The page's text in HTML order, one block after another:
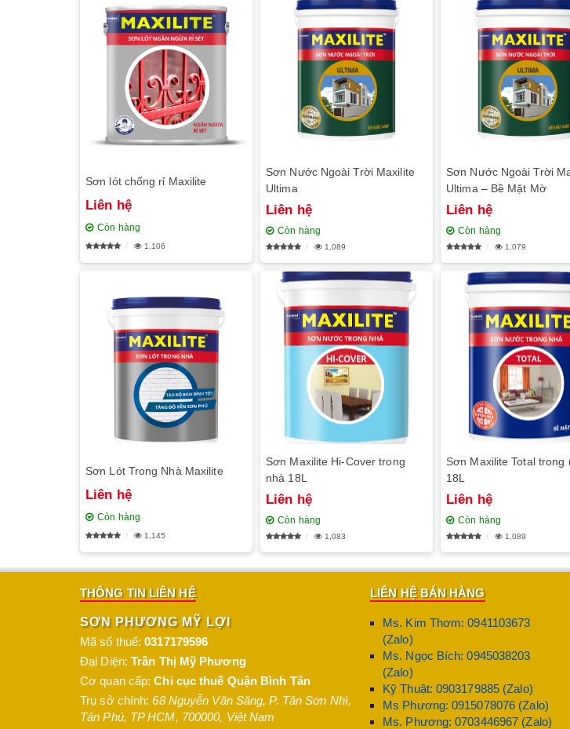
Sơn lót chống rỉ Maxilite
Liên hệ
Còn hàng
1,106
Sơn Nước Ngoài Trời Maxilite
Ultima
Liên hệ
Còn hàng
1,089
Sơn Nước Ngoài Trời
Ultima – Bề Mặt Mờ
Liên hệ
Còn hàng
1,079
Sơn Lót Trong Nhà Maxilite
Liên hệ
Còn hàng
1,145
Sơn Maxilite Hi-Cover trong
nhà 18L
Liên hệ
Còn hàng
1,083
Sơn Maxilite Total trong
18L
Liên hệ
Còn hàng
1,089
THÔNG TIN LIÊN HỆ
SƠN PHƯƠNG MỸ LỢI
Mã số thuế:0317179596
Đại Diện: Trần Thị Mỹ Phương
Cơ quan cấp:Chi cục thuế Quận Bình Tân
Trụ sở chính:68 Nguyễn Văn Săng, P. Tân Sơn Nhì,
Tân Phú, TP HCM, 700000, Việt Nam
LIÊN HỆ BÁN HÀNG
Ms. Kim Thơm: 0941103673
(Zalo)
Ms. Ngọc Bích: 0945038203
(Zalo)
Kỹ Thuật: 0903179885 (Zalo)
Ms Phương: 0915078076 (Zalo)
Ms. Phương: 0703446967 (Zalo)